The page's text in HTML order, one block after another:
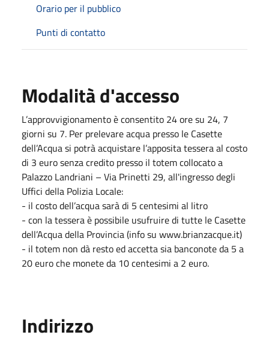
Orario per il pubblico
Punti di contatto
Modalità d'accesso
L’approvvigionamento è consentito 24 ore su 24, 7
giorni su 7. Per prelevare acqua presso le Casette
dell’Acqua si potrà acquistare l’apposita tessera al costo
di 3 euro senza credito presso il totem collocato a
Palazzo Landriani – Via Prinetti 29, all'ingresso degli
Uffici della Polizia Locale:
- il costo dell’acqua sarà di 5 centesimi al litro
- con la tessera è possibile usufruire di tutte le Casette
dell’Acqua della Provincia (info su www.brianzacque.it)
- il totem non dà resto ed accetta sia banconote da 5 a
20 euro che monete da 10 centesimi a 2 euro.
Indirizzo